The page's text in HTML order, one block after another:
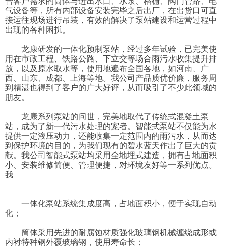
气设备等，所有内部设备安装完毕之后出厂，在出货口可直
接运往现场进行吊装，有效的解决了泵站建设和运营过程中
出现的各种困扰。
龙康研发的一体化预制泵站，经过多年试验，已完美使
用在市政工程、铁路公路、下立交等场合雨污水收集提升排
放，以及原水取水等，使用地遍布全国各地，如河南、广
西、山东、成都、上海等地。我公司产品质优价廉，服务周
到精湛也得到了客户的广大好评，从而吸引了不少此领域的
朋友。
龙康系列泵站的问世，完美地取代了传统式混凝土泵
站，成为了新一代污水处理的宠者。智能式泵站不仅能为水
提供一定液压动力，还能收集一定范围内的雨污水，从而达
到保护环境的目的，为我们现有的碧水蓝天作出了巨大的贡
献。我公司智能式泵站均采用全地埋式建造，拥有占地面积
小、安装维修简便、管理便捷，对环境友好等一系列优点。
我
一体化泵站系统集成度高，占地面积小，便于实现自动
化；
筒体采用先进的耐腐蚀材质强化玻璃钢机械缠绕成形或
内衬特种钢外覆玻璃钢，使用寿命长；